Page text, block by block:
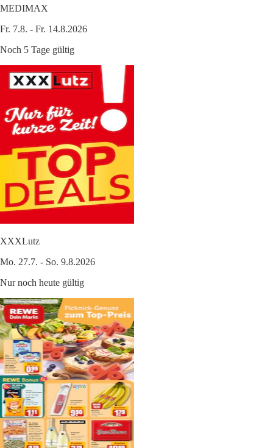
MEDIMAX
Fr. 7.8. - Fr. 14.8.2026
Noch 5 Tage gültig
XXXLutz
Mo. 27.7. - So. 9.8.2026
Nur noch heute gültig